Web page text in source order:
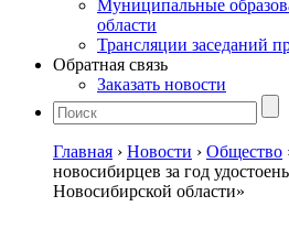
Муниципальные
области
Трансляции заседаний
Обратная связь
Заказать новости
Главная › Новости › Общество
новосибирцев за год
Новосибирской области»